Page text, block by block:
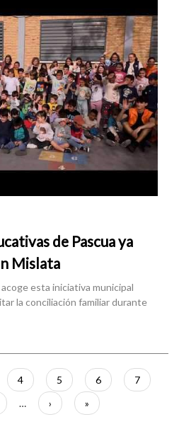
de Pascua ya
Mislata
esta iniciativa municipal
la conciliación familiar durante
Página
4 Página
5 Página
6 Página
7
…
Siguiente
página
›
Última
página
»